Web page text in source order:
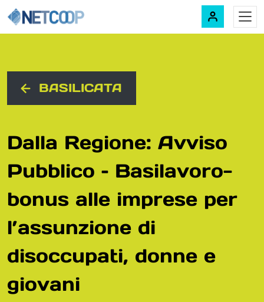
Navigazione principale
BASILICATA
Dalla Regione: Avviso
Pubblico – Basilavoro-
bonus alle imprese per
l’assunzione di
disoccupati, donne e
giovani